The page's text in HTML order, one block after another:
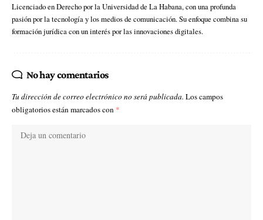
Licenciado en Derecho por la Universidad de La Habana, con una profunda
pasión por la tecnología y los medios de comunicación. Su enfoque combina su
formación jurídica con un interés por las innovaciones digitales.
No hay comentarios
Tu dirección de correo electrónico no será publicada. Los campos
obligatorios están marcados con *